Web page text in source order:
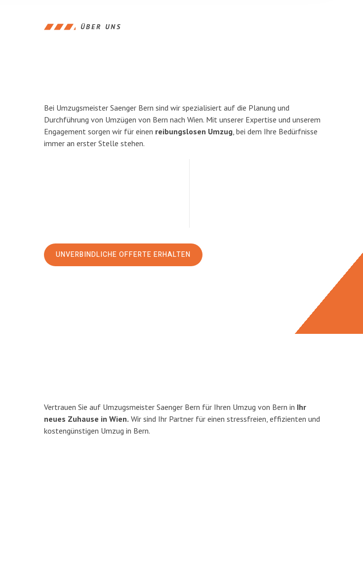
ÜBER UNS
Bei Umzugsmeister Saenger Bern sind wir spezialisiert auf die Planung und
Durchführung von Umzügen von Bern nach Wien. Mit unserer Expertise und unserem
Engagement sorgen wir für einen reibungslosen Umzug, bei dem Ihre Bedürfnisse
immer an erster Stelle stehen.
UNVERBINDLICHE OFFERTE ERHALTEN
Vertrauen Sie auf Umzugsmeister Saenger Bern für Ihren Umzug von Bern in Ihr
neues Zuhause in Wien. Wir sind Ihr Partner für einen stressfreien, effizienten und
kostengünstigen Umzug in Bern.